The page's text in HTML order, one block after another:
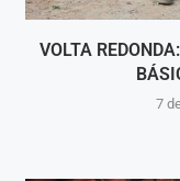
VOLTA
7